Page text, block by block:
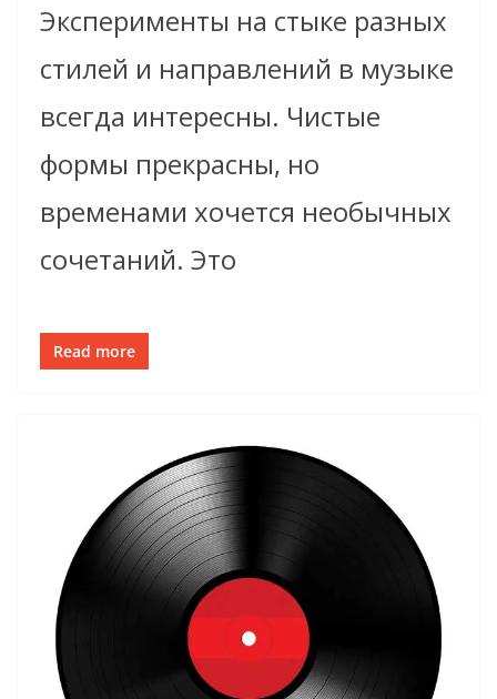
Эксперименты на стыке разных
стилей и направлений в музыке
всегда интересны. Чистые
формы прекрасны, но
временами хочется необычных
сочетаний. Это
Read more